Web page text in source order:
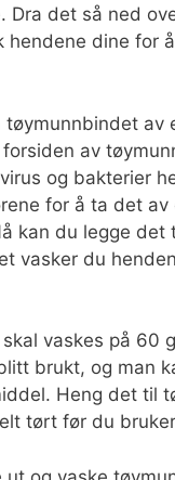
Dra det så ned
hendene dine for
tøymunnbindet av
av
og bakterier
for å ta det
kan du legge det
vasker du
vaskes på 60
brukt, og man
Heng det til
tørt før du